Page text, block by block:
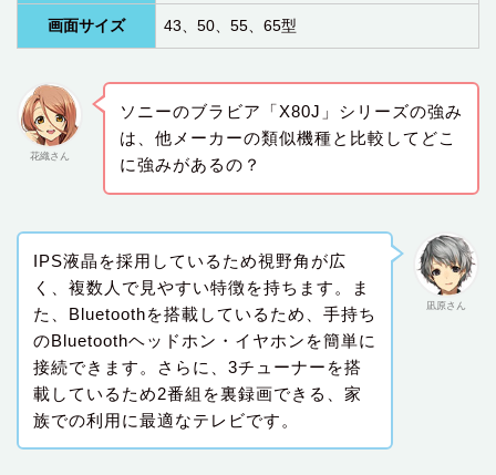
画面サイズ 43、50、55、65型
花織さん
ソニーのブラビア「X80J」シリーズの強み
は、他メーカーの類似機種と比較してどこ
に強みがあるの？
凪原さん
IPS液晶を採用しているため視野角が広
く、複数人で見やすい特徴を持ちます。ま
た、Bluetoothを搭載しているため、手持ち
のBluetoothヘッドホン・イヤホンを簡単に
接続できます。さらに、3チューナーを搭
載しているため2番組を裏録画できる、家
族での利用に最適なテレビです。